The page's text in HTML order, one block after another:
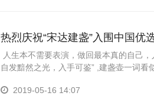
热烈庆祝“宋达建盏”入围中国优
人生本不需要表演，做回最本真的自己
自发黯然之光，入手可鉴” ,建盏壶一词
2019-05-16 14:07